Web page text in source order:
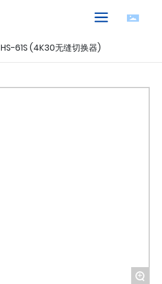
HS-61S (4K30无缝切换器)
+